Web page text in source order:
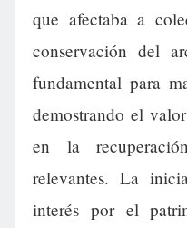
que afectaba a
conservación del
fundamental para
demostrando el
en la
relevantes. La
interés por el